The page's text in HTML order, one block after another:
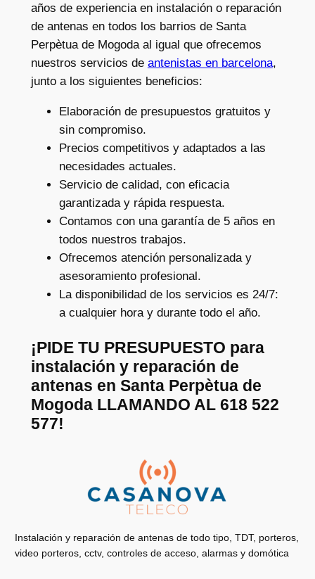
años de experiencia en instalación o reparación
de antenas en todos los barrios de Santa
Perpètua de Mogoda al igual que ofrecemos
nuestros servicios de antenistas en barcelona,
junto a los siguientes beneficios:
Elaboración de presupuestos gratuitos y
sin compromiso.
Precios competitivos y adaptados a las
necesidades actuales.
Servicio de calidad, con eficacia
garantizada y rápida respuesta.
Contamos con una garantía de 5 años en
todos nuestros trabajos.
Ofrecemos atención personalizada y
asesoramiento profesional.
La disponibilidad de los servicios es 24/7:
a cualquier hora y durante todo el año.
¡PIDE TU PRESUPUESTO para
instalación y reparación de
antenas en Santa Perpètua de
Mogoda LLAMANDO AL 618 522
577!
Instalación y reparación de antenas de todo tipo, TDT, porteros,
video porteros, cctv, controles de acceso, alarmas y domótica